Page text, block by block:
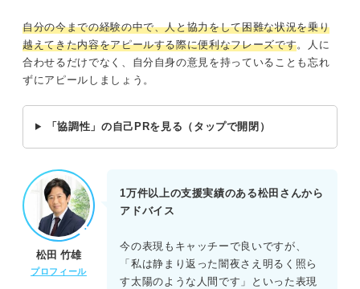
自分の今までの経験の中で、人と協力をして困難な状況を乗り
越えてきた内容をアピールする際に便利なフレーズです。人に
合わせるだけでなく、自分自身の意見を持っていることも忘れ
ずにアピールしましょう。
「協調性」の自己PRを見る（タップで開閉）
松田 竹雄
プロフィール
1万件以上の支援実績のある松田さんから
アドバイス
今の表現もキャッチーで良いですが、
「私は静まり返った闇夜さえ明るく照ら
す太陽のような人間です」といった表現